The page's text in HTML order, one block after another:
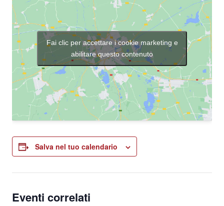
Fai clic per accettare i cookie marketing e
abilitare questo contenuto
Salva nel tuo calendario
Eventi correlati